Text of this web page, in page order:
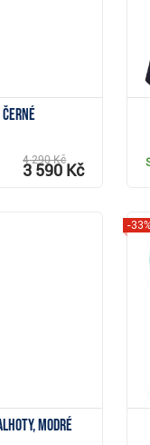
černé
4 290 Kč
3 590 Kč
modré
-